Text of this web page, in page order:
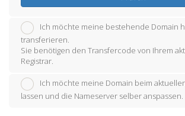
Ich möchte meine bestehende Domain
transferieren.
Sie benötigen den Transfercode von Ihrem
Registrar.
Ich möchte meine Domain beim
lassen und die Nameserver selber anspassen.